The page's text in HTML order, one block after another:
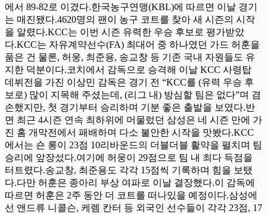
에서 89-82로 이겼다.한국농구연맹(KBL)에 따르면 이날 경기
는 매진됐다.4620명의 팬이 농구 코트를 찾아 새 시즌의 시작
을 알렸다.KCC는 이번 시즌 유력한 우승 후보로 평가받았
다.KCC는 자유계약선수(FA) 최대어 중 하나였던 가드 허훈을
품은 건 물론, 허웅, 최준용, 송교창 등 기존 국내 자원들도 유
지한 덕분이다.코치에서 감독으로 승격해 이날 KCC 사령탑
데뷔전을 가진 이상민 감독은 경기 전 “KCC를 (유력 우승 후
보로) 많이 지목해 주셨는데, (리그 내) 방심할 팀은 없다”며 겸
손했지만, 첫 경기부터 승리하며 기분 좋은 출발을 보였다.반
면 최근 4시즌 연속 최하위에 머물렀던 삼성은 네 시즌 만에 가
진 홈 개막전에서 패배하며 다소 불안한 시작을 맛봤다.KCC
에서는 숀 롱이 23점 10리바운드의 더블더블 활약을 펼치며 팀
승리에 앞장섰다.여기에 허웅이 29점으로 팀 내 최다 득점을
터트렸다.송교창, 최준용도 각각 15점씩 기록하며 힘을 보탰
다.다만 허훈은 종아리 부상 여파로 이날 결장했다.이 감독에
따르면 허훈은 2주 동안 더 코트를 떠나있을 예정이다.삼성에
선 앤드류 니콜슨, 케렘 칸터 등 외국인 선수들이 각각 23점, 17